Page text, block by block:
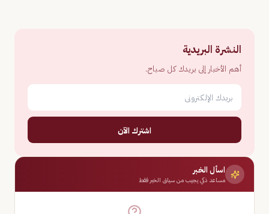
النشرة البريدية
أهم الأخبار إلى بريدك كل صباح.
اشترك الآن
اسأل الخبر
مساعد ذكي يجيب من سياق الخبر فقط